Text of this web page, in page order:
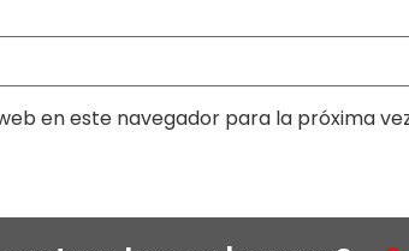
en este navegador para la próxima